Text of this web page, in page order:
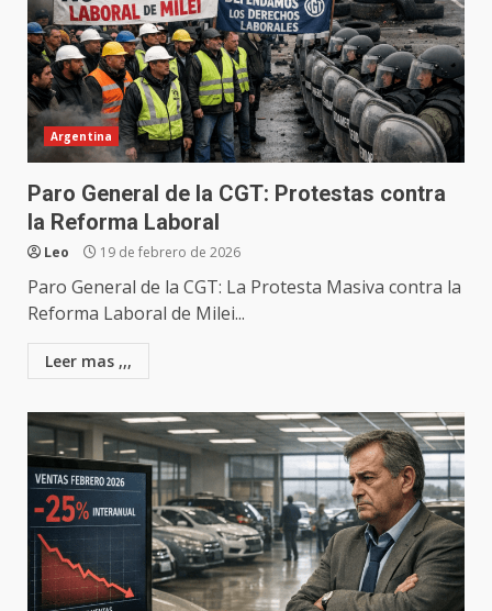
Argentina
Paro General de la CGT: Protestas contra
la Reforma Laboral
Leo 19 de febrero de 2026
Paro General de la CGT: La Protesta Masiva contra la
Reforma Laboral de Milei...
Leer mas ,,,